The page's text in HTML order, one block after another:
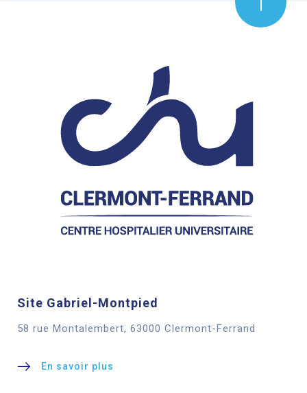
Site Gabriel-Montpied
58 rue Montalembert, 63000 Clermont-Ferrand
En savoir plus